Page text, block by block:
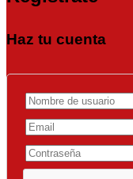
Haz tu cuenta